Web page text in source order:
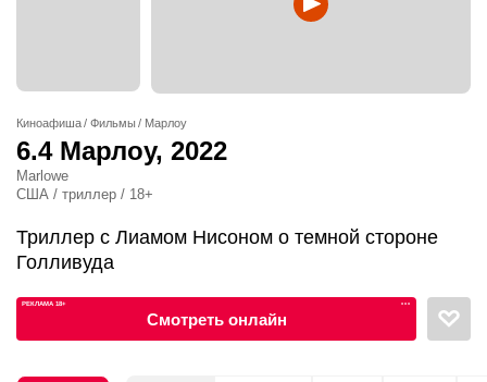
Киноафиша Фильмы Марлоу
6.4 Марлоу, 2022
Marlowe
США / триллер / 18+
Триллер с Лиамом Нисоном о темной стороне
Голливуда
РЕКЛАМА 18+ •••
Смотреть онлайн